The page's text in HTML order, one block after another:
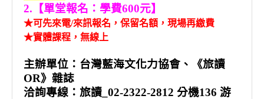
2.【單堂報名：學費600元】
★可先來電/來訊報名，保留名額，現場再繳費
★實體課程，無線上
主辦單位：台灣藍海文化力協會、《旅讀
OR》雜誌
洽詢專線：旅讀_02-2322-2812 分機136 游